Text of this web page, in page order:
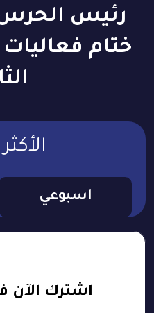
رئيس الحرس
ختام فعاليات
اسبوعي
اشترك الآن